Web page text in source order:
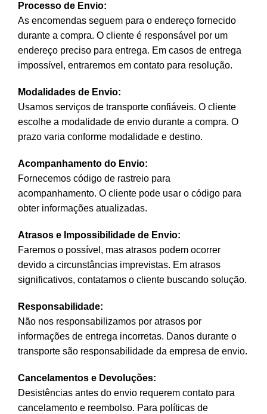
Processo de Envio:
As encomendas seguem para o endereço fornecido
durante a compra. O cliente é responsável por um
endereço preciso para entrega. Em casos de entrega
impossível, entraremos em contato para resolução.
Modalidades de Envio:
Usamos serviços de transporte confiáveis. O cliente
escolhe a modalidade de envio durante a compra. O
prazo varia conforme modalidade e destino.
Acompanhamento do Envio:
Fornecemos código de rastreio para
acompanhamento. O cliente pode usar o código para
obter informações atualizadas.
Atrasos e Impossibilidade de Envio:
Faremos o possível, mas atrasos podem ocorrer
devido a circunstâncias imprevistas. Em atrasos
significativos, contatamos o cliente buscando solução.
Responsabilidade:
Não nos responsabilizamos por atrasos por
informações de entrega incorretas. Danos durante o
transporte são responsabilidade da empresa de envio.
Cancelamentos e Devoluções:
Desistências antes do envio requerem contato para
cancelamento e reembolso. Para políticas de